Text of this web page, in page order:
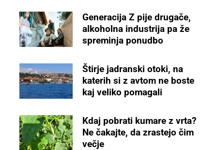
Generacija Z pije drugače,
alkoholna industrija pa že
spreminja ponudbo
Štirje jadranski otoki, na
katerih si z avtom ne boste
kaj veliko pomagali
Kdaj pobrati kumare z vrta?
Ne čakajte, da zrastejo čim
večje